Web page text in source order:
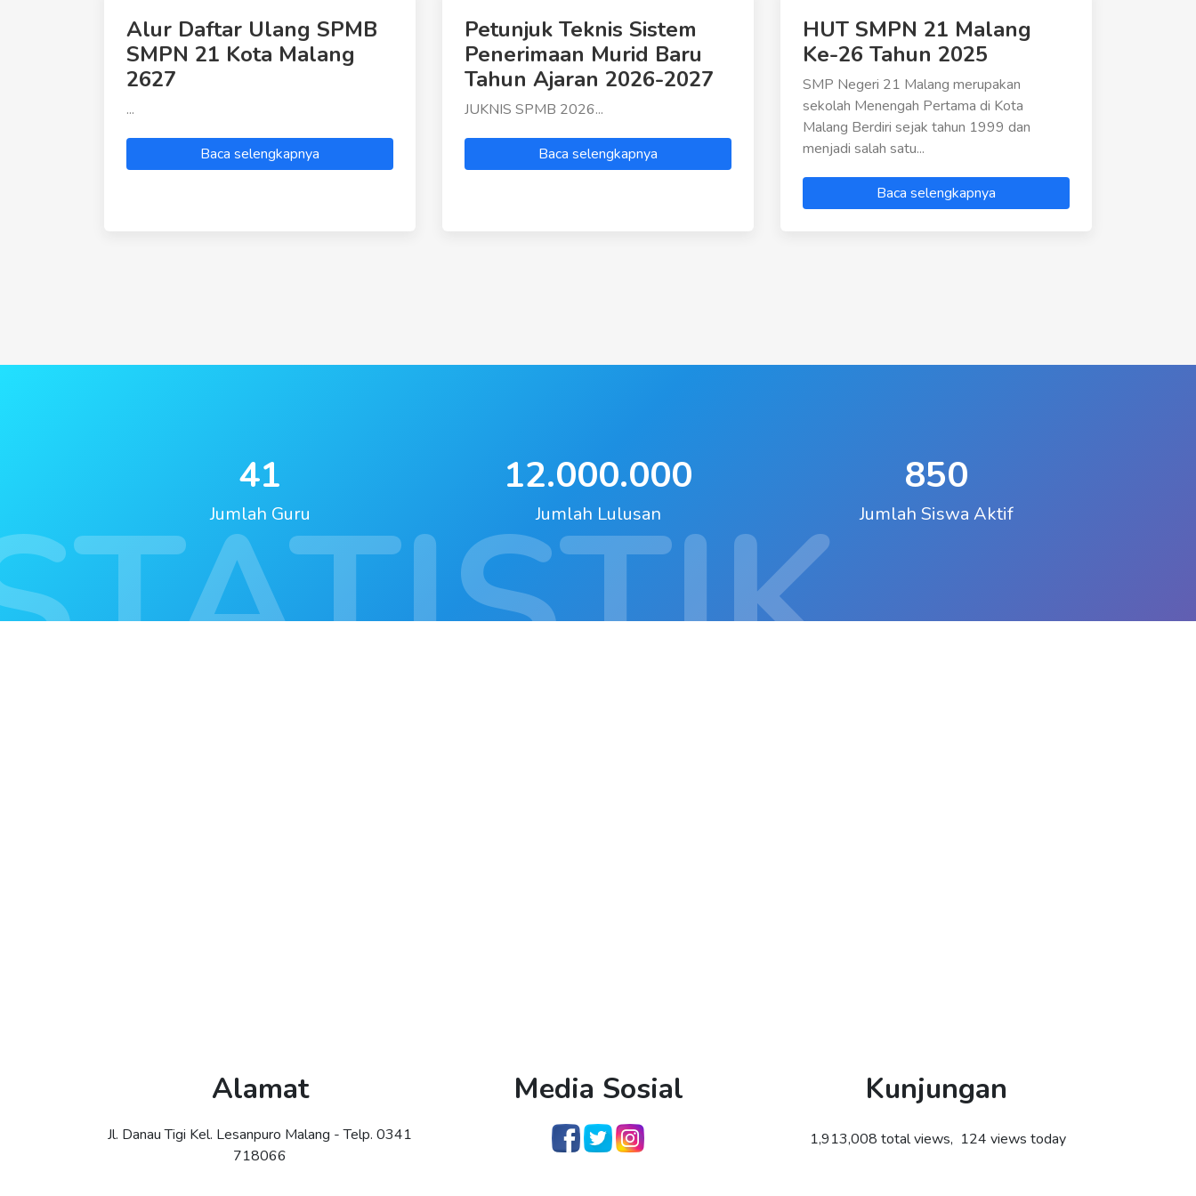
Alur Daftar Ulang SPMB
SMPN 21 Kota Malang
2627
...
Baca selengkapnya
Petunjuk Teknis Sistem
Penerimaan Murid Baru
Tahun Ajaran 2026-2027
JUKNIS SPMB 2026...
Baca selengkapnya
HUT SMPN 21 Malang
Ke-26 Tahun 2025
SMP Negeri 21 Malang merupakan
sekolah Menengah Pertama di Kota
Malang Berdiri sejak tahun 1999 dan
menjadi salah satu...
Baca selengkapnya
41
Jumlah Guru
12.000.000
Jumlah Lulusan
850
Jumlah Siswa Aktif
Alamat
Jl. Danau Tigi Kel. Lesanpuro Malang - Telp. 0341
718066
Media Sosial Kunjungan
1,913,008 total views, 124 views today